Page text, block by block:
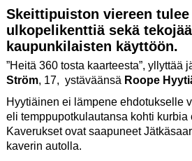
Skeitti­puiston viereen
ulkopelikenttiä sekä
kaupunkilaisten käyttöön.
”Heitä 360 tosta kaarteesta”, yllyttää
Ström, 17, ystäväänsä Roope
Hyytiäinen ei lämpene ehdotukselle
eli temppupotkulautansa kohti kurbia
Kaverukset ovat saapuneet
kaverin autolla.